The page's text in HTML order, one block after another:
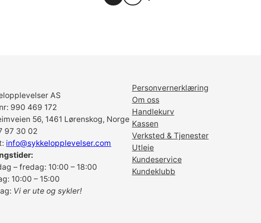
AS
990 469 172
56, 1461 Lørenskog, Norge
97 30 02
info@sykkelopplevelser.com
– fredag: 10:00 – 18:00
10:00 – 15:00
Vi er ute og sykler!
Personvernerklæring
Om oss
Handlekurv
Kassen
Verksted & Tjenester
Utleie
Kundeservice
Kundeklubb